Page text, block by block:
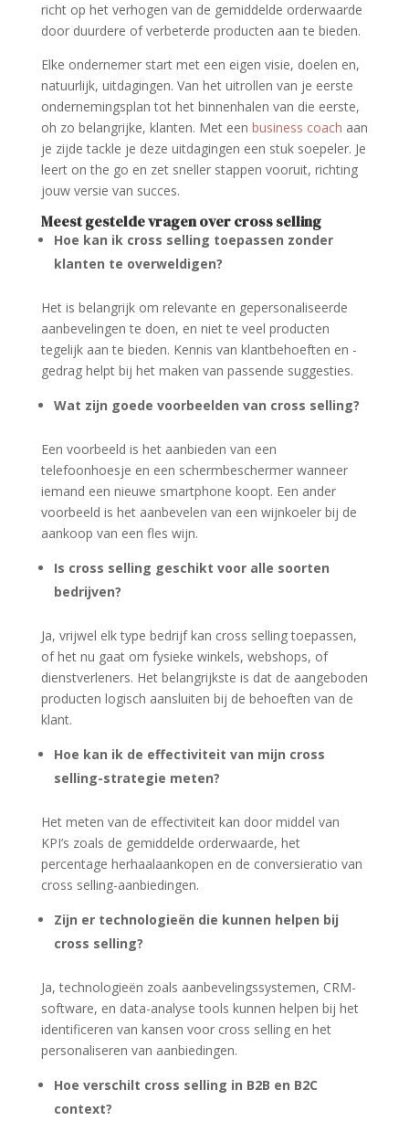
richt op het verhogen van de gemiddelde orderwaarde
door duurdere of verbeterde producten aan te bieden.
Elke ondernemer start met een eigen visie, doelen en,
natuurlijk, uitdagingen. Van het uitrollen van je eerste
ondernemingsplan tot het binnenhalen van die eerste,
oh zo belangrijke, klanten. Met een business coach aan
je zijde tackle je deze uitdagingen een stuk soepeler. Je
leert on the go en zet sneller stappen vooruit, richting
jouw versie van succes.
Meest gestelde vragen over cross selling
Hoe kan ik cross selling toepassen zonder
klanten te overweldigen?
Het is belangrijk om relevante en gepersonaliseerde
aanbevelingen te doen, en niet te veel producten
tegelijk aan te bieden. Kennis van klantbehoeften en -
gedrag helpt bij het maken van passende suggesties.
Wat zijn goede voorbeelden van cross selling?
Een voorbeeld is het aanbieden van een
telefoonhoesje en een schermbeschermer wanneer
iemand een nieuwe smartphone koopt. Een ander
voorbeeld is het aanbevelen van een wijnkoeler bij de
aankoop van een fles wijn.
Is cross selling geschikt voor alle soorten
bedrijven?
Ja, vrijwel elk type bedrijf kan cross selling toepassen,
of het nu gaat om fysieke winkels, webshops, of
dienstverleners. Het belangrijkste is dat de aangeboden
producten logisch aansluiten bij de behoeften van de
klant.
Hoe kan ik de effectiviteit van mijn cross
selling-strategie meten?
Het meten van de effectiviteit kan door middel van
KPI’s zoals de gemiddelde orderwaarde, het
percentage herhaalaankopen en de conversieratio van
cross selling-aanbiedingen.
Zijn er technologieën die kunnen helpen bij
cross selling?
Ja, technologieën zoals aanbevelingssystemen, CRM-
software, en data-analyse tools kunnen helpen bij het
identificeren van kansen voor cross selling en het
personaliseren van aanbiedingen.
Hoe verschilt cross selling in B2B en B2C
context?